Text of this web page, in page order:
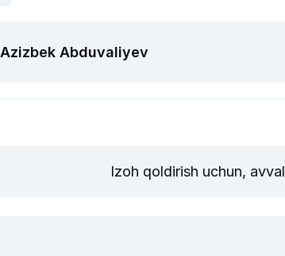
Azizbek Abduvaliyev
Izoh qoldirish uchun, avval